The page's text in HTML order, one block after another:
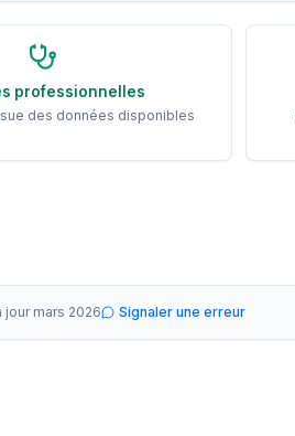
professionnelles
des données disponibles
jourmars 2026 Signaler une erreur